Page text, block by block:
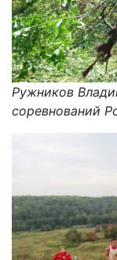
Ружников
соревнований